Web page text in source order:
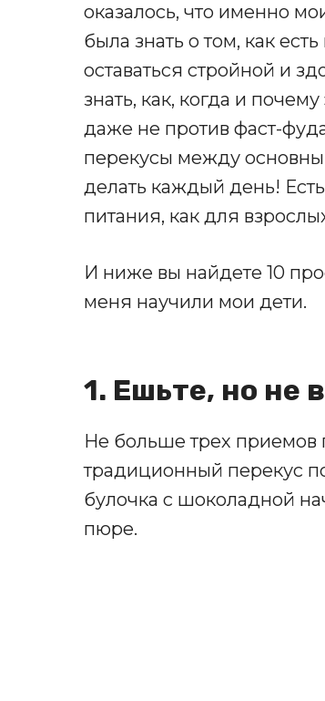
оказалось, что именно
была знать о том, как
оставаться стройной и
знать, как, когда и
даже не против фаст-
перекусы между
делать каждый день!
питания, как для
И ниже вы найдете 10
меня научили мои дети.
1. Ешьте, но не
Не больше трех
традиционный перекус
булочка с шоколадной
пюре.